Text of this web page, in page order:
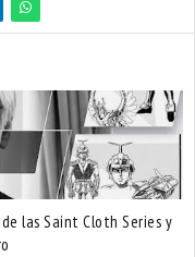
las Saint Cloth Series y